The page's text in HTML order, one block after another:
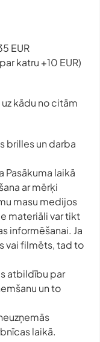
EUR
katru +10 EUR)
kādu no citām
brilles un darba
Pasākuma laikā
ar mērķi
masu medijos
materiāli var tikt
informēšanai. Ja
vai filmēts, tad to
atbildību par
un to
laikā.